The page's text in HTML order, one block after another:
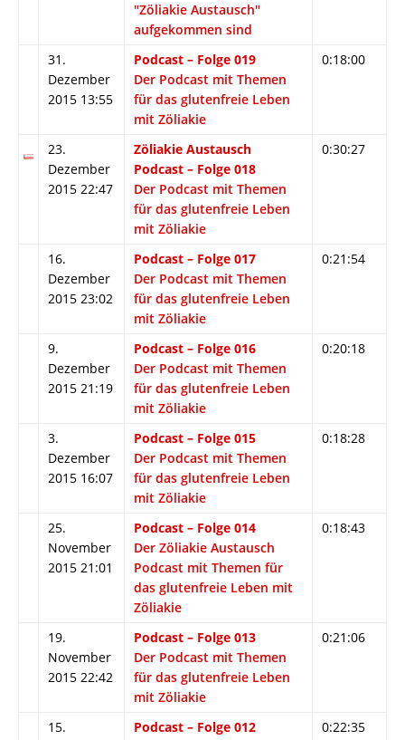
"Zöliakie Austausch"
aufgekommen sind
31.
Dezember
2015 13:55
Podcast – Folge 019
Der Podcast mit Themen
für das glutenfreie Leben
mit Zöliakie
0:18:00
23.
Dezember
2015 22:47
Zöliakie Austausch
Podcast – Folge 018
Der Podcast mit Themen
für das glutenfreie Leben
mit Zöliakie
0:30:27
16.
Dezember
2015 23:02
Podcast – Folge 017
Der Podcast mit Themen
für das glutenfreie Leben
mit Zöliakie
0:21:54
9.
Dezember
2015 21:19
Podcast – Folge 016
Der Podcast mit Themen
für das glutenfreie Leben
mit Zöliakie
0:20:18
3.
Dezember
2015 16:07
Podcast – Folge 015
Der Podcast mit Themen
für das glutenfreie Leben
mit Zöliakie
0:18:28
25.
November
2015 21:01
Podcast – Folge 014
Der Zöliakie Austausch
Podcast mit Themen für
das glutenfreie Leben mit
Zöliakie
0:18:43
19.
November
2015 22:42
Podcast – Folge 013
Der Podcast mit Themen
für das glutenfreie Leben
mit Zöliakie
0:21:06
15.
Podcast – Folge 012 0:22:35